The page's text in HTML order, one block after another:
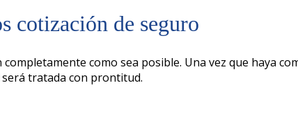
cotización de seguro
como sea posible. Una vez que haya
tratada con prontitud.